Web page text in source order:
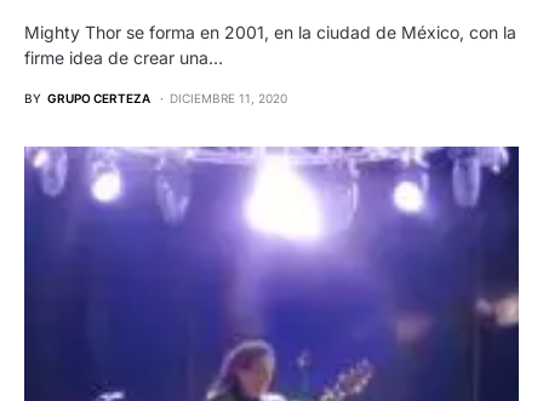
Mighty Thor se forma en 2001, en la ciudad de México, con la
firme idea de crear una…
BY GRUPO CERTEZA DICIEMBRE 11, 2020